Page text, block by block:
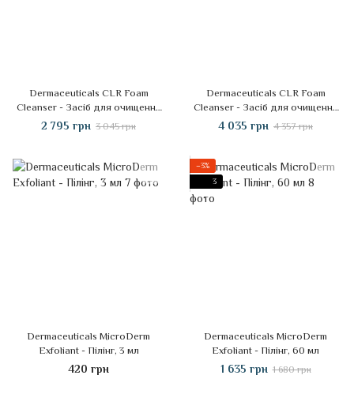
Dermaceuticals CLR Foam
Cleanser - Засіб для очищення
проблемної та схильної до акне
шкіри, 150 мл
2 795 грн 3 045 грн
Dermaceuticals CLR Foam
Cleanser - Засіб для очищення
проблемної та схильної до акне
шкіри, 250 мл
4 035 грн 4 357 грн
Dermaceuticals MicroDerm
Exfoliant - Пілінг, 3 мл
420 грн
−3%
3
Dermaceuticals MicroDerm
Exfoliant - Пілінг, 60 мл
1 635 грн 1 680 грн